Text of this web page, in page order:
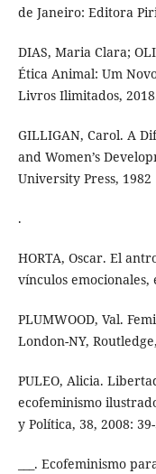
de Janeiro: Editora
DIAS, Maria Clara;
Ética Animal: Um
Livros Ilimitados,
GILLIGAN, Carol. A
and Women’s
University Press, 1982
.
HORTA, Oscar. El
vínculos emocionales,
PLUMWOOD, Val.
London-NY,
PULEO, Alicia.
ecofeminismo
y Política, 38, 2008:
___. Ecofeminismo